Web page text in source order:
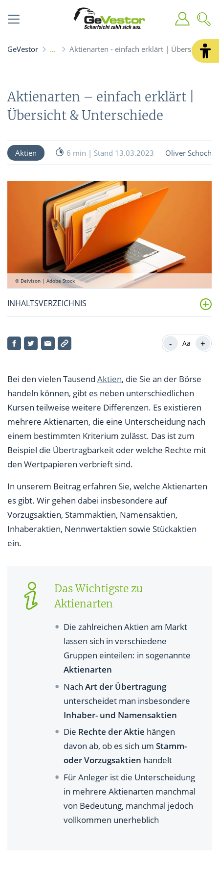
GeVestor Aktienarten - einfach erklärt | Übersicht &
Aktienarten – einfach erklärt |
Übersicht & Unterschiede
Aktien 6 min | Stand 13.03.2023 Oliver Schoch
© Deivison | Adobe Stock
INHALTSVERZEICHNIS
Was sind Stammaktien?
Was sind Inhaberaktien?
Was sind Namensaktien?
Was sind Stückaktien?
Was sind Nennwertaktien?
Worin unterscheiden sich börsengehandelte und
nicht-börsengehandelte Aktien?
Wie unterscheiden sich die verschiedenen
Was ist die häufigste Aktienform?
Welche Aktienart eignet sich für welche Anleger?
- Aa +
Bei den vielen Tausend Aktien, die Sie an der Börse
handeln können, gibt es neben unterschiedlichen
Kursen teilweise weitere Differenzen. Es existieren
mehrere Aktienarten, die eine Unterscheidung nach
einem bestimmten Kriterium zulässt. Das ist zum
Beispiel die Übertragbarkeit oder welche Rechte mit
den Wertpapieren verbrieft sind.
In unserem Beitrag erfahren Sie, welche Aktienarten
es gibt. Wir gehen dabei insbesondere auf
Vorzugsaktien, Stammaktien, Namensaktien,
Inhaberaktien, Nennwertaktien sowie Stückaktien
ein.
Das Wichtigste zu
Aktienarten
Die zahlreichen Aktien am Markt
lassen sich in verschiedene
Gruppen einteilen: in sogenannte
Aktienarten
NachArt der Übertragung
unterscheidet man insbesondere
Inhaber- und Namensaktien
Die Rechte der Aktie hängen
davon ab, ob es sich umStamm-
oder Vorzugsaktien handelt
Für Anleger ist die Unterscheidung
in mehrere Aktienarten manchmal
von Bedeutung, manchmal jedoch
vollkommen unerheblich